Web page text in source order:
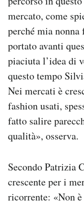
mercato, come
perché mia
portato avanti
piaciuta l’idea di
questo tempo
Nei mercati è
fashion usati,
fatto salire
qualità», osserva.
Secondo Patrizia
crescente per i
ricorrente: «Non